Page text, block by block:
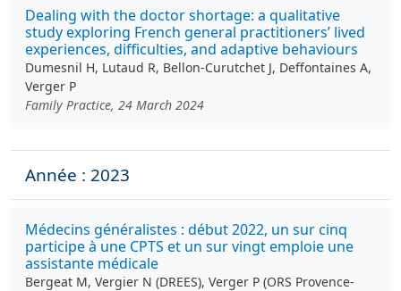
Dealing with the doctor shortage: a qualitative
study exploring French general practitioners’ lived
experiences, difficulties, and adaptive behaviours
Dumesnil H, Lutaud R, Bellon-Curutchet J, Deffontaines A,
Verger P
Family Practice, 24 March 2024
Année : 2023
Médecins généralistes : début 2022, un sur cinq
participe à une CPTS et un sur vingt emploie une
assistante médicale
Bergeat M, Vergier N (DREES), Verger P (ORS Provence-